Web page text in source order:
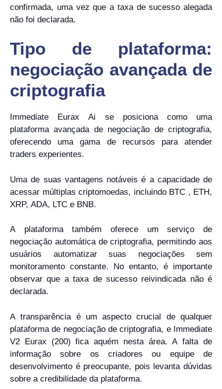
confirmada, uma vez que a taxa de sucesso alegada
não foi declarada.
Tipo de plataforma:
negociação avançada de
criptografia
Immediate Eurax Ai se posiciona como uma
plataforma avançada de negociação de criptografia,
oferecendo uma gama de recursos para atender
traders experientes.
Uma de suas vantagens notáveis ​​é a capacidade de
acessar múltiplas criptomoedas, incluindo BTC , ETH,
XRP, ADA, LTC e BNB.
A plataforma também oferece um serviço de
negociação automática de criptografia, permitindo aos
usuários automatizar suas negociações sem
monitoramento constante. No entanto, é importante
observar que a taxa de sucesso reivindicada não é
declarada.
A transparência é um aspecto crucial de qualquer
plataforma de negociação de criptografia, e Immediate
V2 Eurax (200) fica aquém nesta área. A falta de
informação sobre os criadores ou equipe de
desenvolvimento é preocupante, pois levanta dúvidas
sobre a credibilidade da plataforma.